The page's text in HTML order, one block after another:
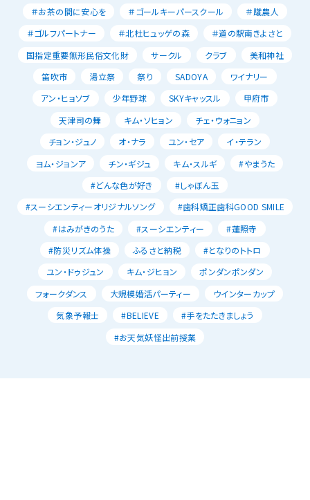
＃お茶の間に安心を
＃ゴールキーパースクール
＃蹴農人
＃ゴルフパートナー
＃北杜ヒュッゲの森
＃道の駅南きよさと
国指定重要無形民俗文化財
サークル クラブ
美和神社
笛吹市
湯立祭 祭り SADOYA
ワイナリー
アン・ヒョソブ
少年野球 SKYキャッスル
甲府市
天津司の舞
キム・ソヒョン
チェ・ウォニョン
チョン・ジュノ
オ・ナラ ユン・セア
イ・テラン
ヨム・ジョンア
チン・ギジュ キム・スルギ
#やまうた
#どんな色が好き
#しゃぼん玉
#スーシエンティーオリジナルソング
#歯科矯正歯科GOOD SMILE
#はみがきのうた
#スーシエンティー
#蓮照寺
#防災リズム体操
ふるさと納税
#となりのトトロ
ユン・ドゥジュン
キム・ジヒョン
ポンダンポンダン
フォークダンス
大規模婚活パーティー
ウインターカップ
気象予報士
#BELIEVE
#手をたたきましょう
#お天気妖怪出前授業